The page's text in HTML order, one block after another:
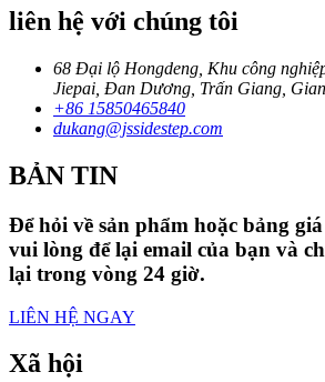
liên hệ với chúng tôi
68 Đại lộ Hongdeng, Khu công
Jiepai, Đan Dương, Trấn Giang,
+86 15850465840
dukang@jssidestep.com
BẢN TIN
Để hỏi về sản phẩm hoặc bảng
vui lòng để lại email của bạn và
lại trong vòng 24 giờ.
LIÊN HỆ NGAY
Xã hội